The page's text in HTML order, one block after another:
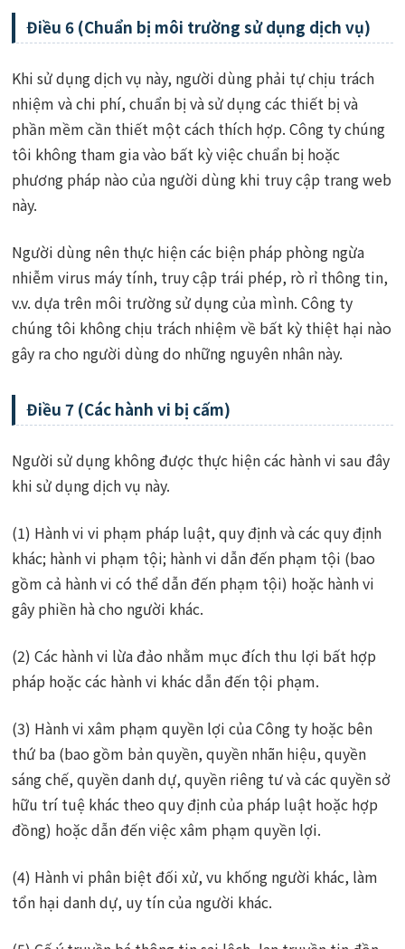
Điều 6 (Chuẩn bị môi trường sử dụng dịch vụ)
Khi sử dụng dịch vụ này, người dùng phải tự chịu trách
nhiệm và chi phí, chuẩn bị và sử dụng các thiết bị và
phần mềm cần thiết một cách thích hợp. Công ty chúng
tôi không tham gia vào bất kỳ việc chuẩn bị hoặc
phương pháp nào của người dùng khi truy cập trang web
này.
Người dùng nên thực hiện các biện pháp phòng ngừa
nhiễm virus máy tính, truy cập trái phép, rò rỉ thông tin,
v.v. dựa trên môi trường sử dụng của mình. Công ty
chúng tôi không chịu trách nhiệm về bất kỳ thiệt hại nào
gây ra cho người dùng do những nguyên nhân này.
Điều 7 (Các hành vi bị cấm)
Người sử dụng không được thực hiện các hành vi sau đây
khi sử dụng dịch vụ này.
(1) Hành vi vi phạm pháp luật, quy định và các quy định
khác; hành vi phạm tội; hành vi dẫn đến phạm tội (bao
gồm cả hành vi có thể dẫn đến phạm tội) hoặc hành vi
gây phiền hà cho người khác.
(2) Các hành vi lừa đảo nhằm mục đích thu lợi bất hợp
pháp hoặc các hành vi khác dẫn đến tội phạm.
(3) Hành vi xâm phạm quyền lợi của Công ty hoặc bên
thứ ba (bao gồm bản quyền, quyền nhãn hiệu, quyền
sáng chế, quyền danh dự, quyền riêng tư và các quyền sở
hữu trí tuệ khác theo quy định của pháp luật hoặc hợp
đồng) hoặc dẫn đến việc xâm phạm quyền lợi.
(4) Hành vi phân biệt đối xử, vu khống người khác, làm
tổn hại danh dự, uy tín của người khác.